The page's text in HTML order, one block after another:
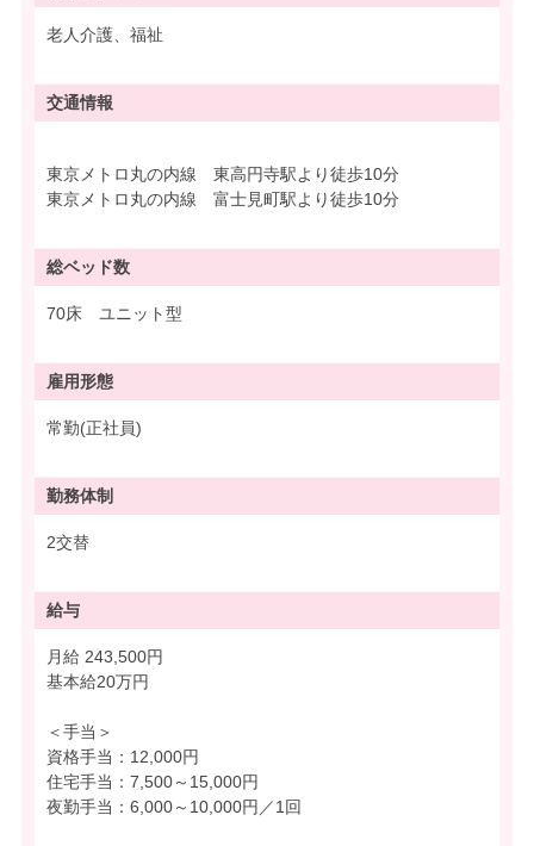
老人介護、福祉
交通情報
東京メトロ丸の内線 東高円寺駅より徒歩10分
東京メトロ丸の内線 富士見町駅より徒歩10分
総ベッド数
70床 ユニット型
雇用形態
常勤(正社員)
勤務体制
2交替
給与
月給 243,500円
基本給20万円
＜手当＞
資格手当：12,000円
住宅手当：7,500～15,000円
夜勤手当：6,000～10,000円／1回